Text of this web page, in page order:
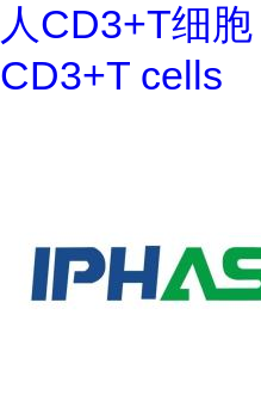
人CD3+T细
CD3+T cells